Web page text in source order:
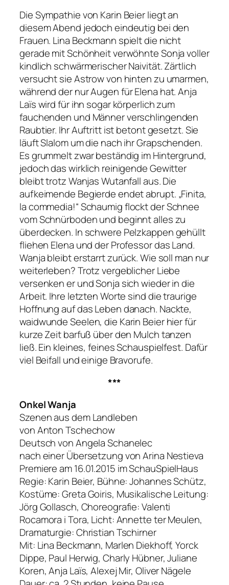
Die Sympathie von Karin Beier liegt an
diesem Abend jedoch eindeutig bei den
Frauen. Lina Beckmann spielt die nicht
gerade mit Schönheit verwöhnte Sonja voller
kindlich schwärmerischer Naivität. Zärtlich
versucht sie Astrow von hinten zu umarmen,
während der nur Augen für Elena hat. Anja
Laïs wird für ihn sogar körperlich zum
fauchenden und Männer verschlingenden
Raubtier. Ihr Auftritt ist betont gesetzt. Sie
läuft Slalom um die nach ihr Grapschenden.
Es grummelt zwar beständig im Hintergrund,
jedoch das wirklich reinigende Gewitter
bleibt trotz Wanjas Wutanfall aus. Die
aufkeimende Begierde endet abrupt. „Finita,
la commedia!“Schaumig flockt der Schnee
vom Schnürboden und beginnt alles zu
überdecken. In schwere Pelzkappen gehüllt
fliehen Elena und der Professor das Land.
Wanja bleibt erstarrt zurück. Wie soll man nur
weiterleben? Trotz vergeblicher Liebe
versenken er und Sonja sich wieder in die
Arbeit. Ihre letzten Worte sind die traurige
Hoffnung auf das Leben danach. Nackte,
waidwunde Seelen, die Karin Beier hier für
kurze Zeit barfuß über den Mulch tanzen
ließ. Ein kleines, feines Schauspielfest. Dafür
viel Beifall und einige Bravorufe.
***
Onkel Wanja
Szenen aus dem Landleben
von Anton Tschechow
Deutsch von Angela Schanelec
nach einer Übersetzung von Arina Nestieva
Premiere am 16.01.2015 im SchauSpielHaus
Regie: Karin Beier, Bühne: Johannes Schütz,
Kostüme: Greta Goiris, Musikalische Leitung:
Jörg Gollasch, Choreografie: Valenti
Rocamora i Tora, Licht: Annette ter Meulen,
Dramaturgie: Christian Tschirner
Mit: Lina Beckmann, Marlen Diekhoff, Yorck
Dippe, Paul Herwig, Charly Hübner, Juliane
Koren, Anja Laïs, Alexej Mir, Oliver Nägele